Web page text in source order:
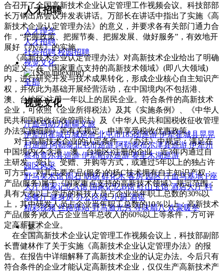
人才招聘
人才理念
人才招聘
社会招聘 校园招聘
视觉文化
全部
视觉文化
汗血马助力新疆文旅
伊犁州霍城古城巡游 北屯市185团巡游 伊犁霍城县晃晃
村巡游 阿勒泰北屯市巡游 阿勒泰布尔津县巡游 伊犁州
察布查尔县巡游 伊犁昭苏巡游 赛里木湖巡游
园区风采
野马美术馆 陨石 胡杨 硅化木 客房 园区 汗血马基地 F座
大厅 国家记忆A馆 国家记忆B馆 红山玉馆 酒店大厅 料
场餐厅 健身房 办公区域 小厨 酒窖
精彩视频 丝路驿站·野马激光秀 寻味腊八 欢聚暖冬
繁
合召开了全国高新技术企业认定管理工作视频会议。科技部部
长万钢出席会议并发表讲话。万部长在讲话中指出了实施《高
新技术企业认定管理办法》的意义，并要求各有关部门通力合
作，“把握政策、把握节奏、把握发展、做好服务”，有效地开
展好《办法》的实施。
《高新技术企业认定管理办法》对高新技术企业给出了明确
的定义：在《国家重点支持的高新技术领域》(即八大领域)
内，进行研究开发与技术成果转化，形成企业核心自主知识产
权，并依此为基础开展经营活动，在中国境内(不包括港、
澳、台地区)注册一年以上的居民企业。符合条件的高新技术
企业，可依照《企业所得税法》及其《实施条例》、《中华人
民共和国税收征收管理法》及《中华人民共和国税收征收管理
办法实施细则》等有关规定，申请享受税收优惠政策。
对于高新技术企业的认定条件，《办法》中规定：满足在
中国境内(不含港、澳、台地区)注册的企业，近3年内通过自
主研发、受让、受赠、并购等方式，或通过5年以上的独占许
可方式，对其主要产品(服务)的杨C技术拥有自主知识产权；
产品(服务)属于《国家重点支持的高新技术领域》规定范围；
具有大专以上学历的科技人员占企业当年职工总数的30%以
上，其中研发人员占企业当年职工总数的10％以上；高新技术
产品(服务)收入占企业当年总收入的60%以上等条件，方可评
定高薪技术企业。
在全国高新技术企业认定管理工作视频会议上，科技部副部
长曹健林作了关于实施《高新技术企业认定管理办法》的报
告。在报告中详细解释了高新技术企业的认定办法。今后只有
符合条件的企业才能认定高新技术企业，仅仅生产高新技术产